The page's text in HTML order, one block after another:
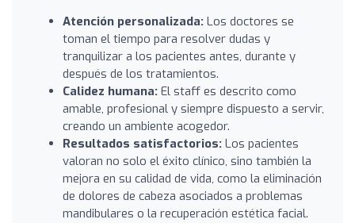
Atención personalizada: Los doctores se
toman el tiempo para resolver dudas y
tranquilizar a los pacientes antes, durante y
después de los tratamientos.
Calidez humana: El staff es descrito como
amable, profesional y siempre dispuesto a servir,
creando un ambiente acogedor.
Resultados satisfactorios: Los pacientes
valoran no solo el éxito clínico, sino también la
mejora en su calidad de vida, como la eliminación
de dolores de cabeza asociados a problemas
mandibulares o la recuperación estética facial.